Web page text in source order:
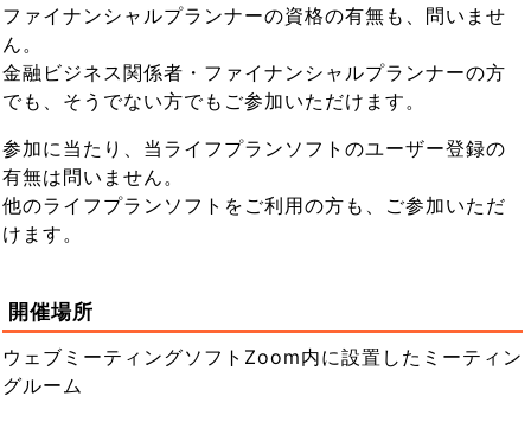
ファイナンシャルプランナーの資格の有無も、問いませ
ん。
金融ビジネス関係者・ファイナンシャルプランナーの方
でも、そうでない方でもご参加いただけます。
参加に当たり、当ライフプランソフトのユーザー登録の
有無は問いません。
他のライフプランソフトをご利用の方も、ご参加いただ
けます。
開催場所
ウェブミーティングソフトZoom内に設置したミーティン
グルーム